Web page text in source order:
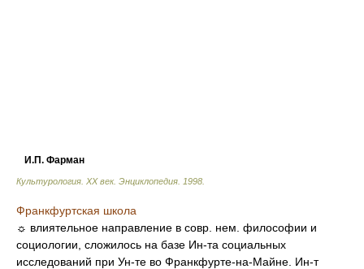
И.П. Фарман
Культурология. XX век. Энциклопедия 1998
Франкфуртская школа
☼ влиятельное направление в совр. нем. философии и
социологии, сложилось на базе Ин-та социальных
исследований при Ун-те во Франкфурте-на-Майне. Ин-т